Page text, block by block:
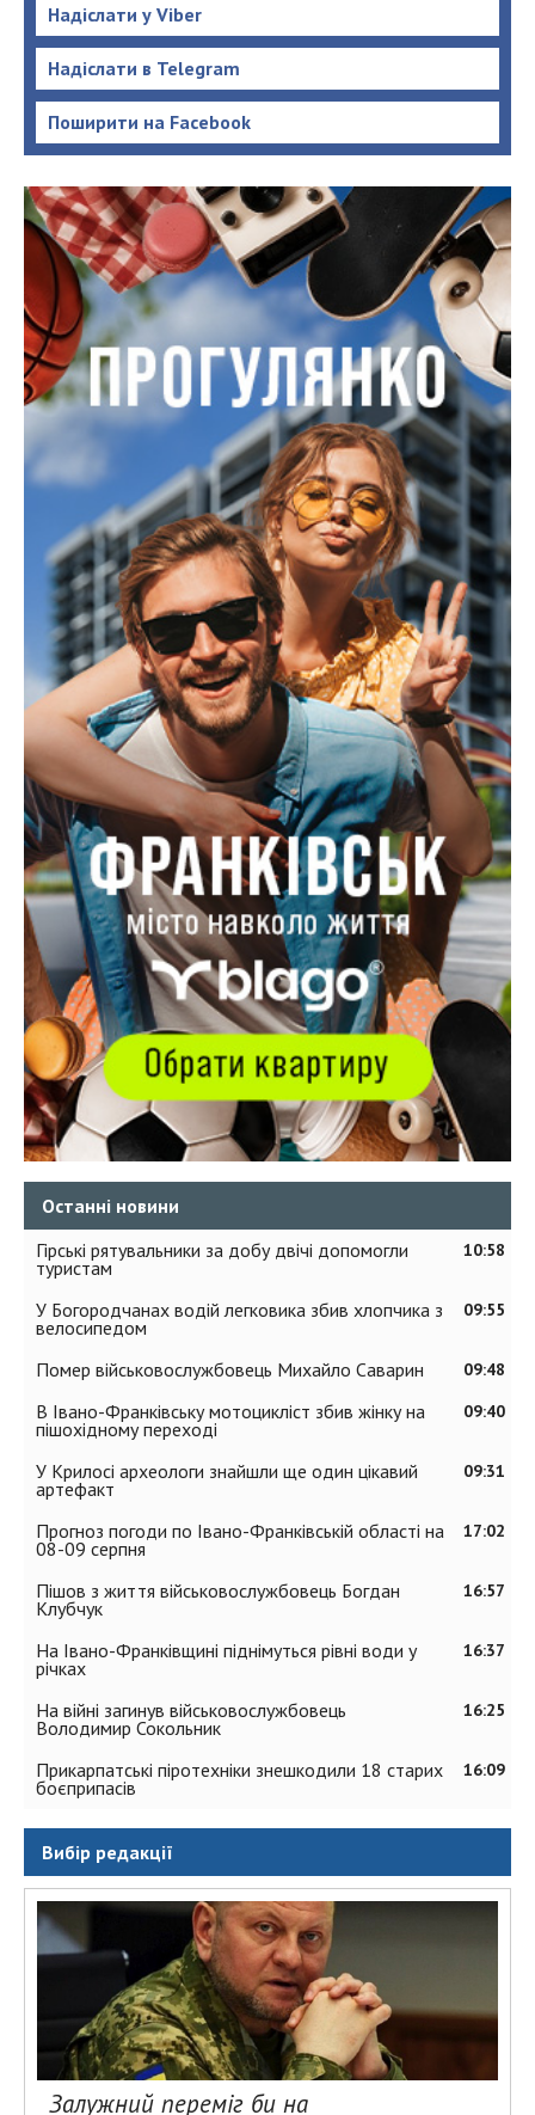
Надіслати у Viber
Надіслати в Telegram
Поширити на Facebook
Останні новини
10:58
Гірські рятувальники за добу двічі допомогли
туристам
09:55
У Богородчанах водій легковика збив хлопчика з
велосипедом
09:48
Помер військовослужбовець Михайло Саварин
09:40
В Івано-Франківську мотоцикліст збив жінку на
пішохідному переході
09:31
У Крилосі археологи знайшли ще один цікавий
артефакт
17:02
Прогноз погоди по Івано-Франківській області на
08-09 серпня
16:57
Пішов з життя військовослужбовець Богдан
Клубчук
16:37
На Івано-Франківщині піднімуться рівні води у
річках
16:25
На війні загинув військовослужбовець
Володимир Сокольник
16:09
Прикарпатські піротехніки знешкодили 18 старих
боєприпасів
Вибір редакції
Залужний переміг би на